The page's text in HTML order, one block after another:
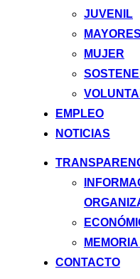
JUVENIL
MAYORES
MUJER
EMPLEO
NOTICIAS
CONTACTO